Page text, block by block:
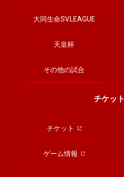
大同生命SV.LEAGUE
天皇杯
その他の試合
チケット
チケット
ゲーム情報